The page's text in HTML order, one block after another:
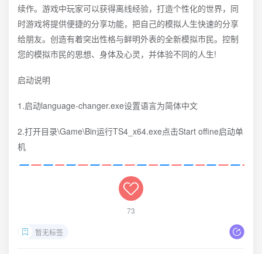
续作。游戏中玩家可以获得离线经验，打造个性化的世界，同
时游戏将提供便捷的分享功能，把自己的模拟人生快速的分享
给朋友。创造有着突出性格与鲜明外表的全新模拟市民。控制
您的模拟市民的思想、身体及心灵，并体验不同的人生!
启动说明
1.启动language-changer.exe设置语言为简体中文
2.打开目录\Game\Bin运行TS4_x64.exe点击Start offine启动单
机
73
暂无标签